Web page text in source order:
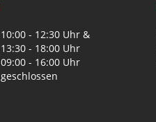
10:00 - 12:30 Uhr &
13:30 - 18:00 Uhr
09:00 - 16:00 Uhr
geschlossen